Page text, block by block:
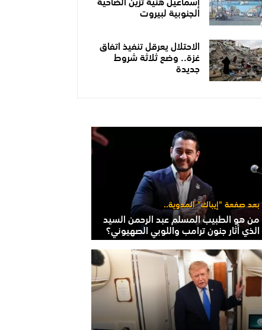
الجنوبية لبيروت
الاحتلال يعرقل تنفيذ اتفاق
غزة.. وضع ثلاثة شروط
جديدة
بعد صفعة "إيباك" المدوية..
من هو الطبيب المسلم عبد الرحمن السيد
الذي أثار جنون ترامب واللوبي الصهيوني؟